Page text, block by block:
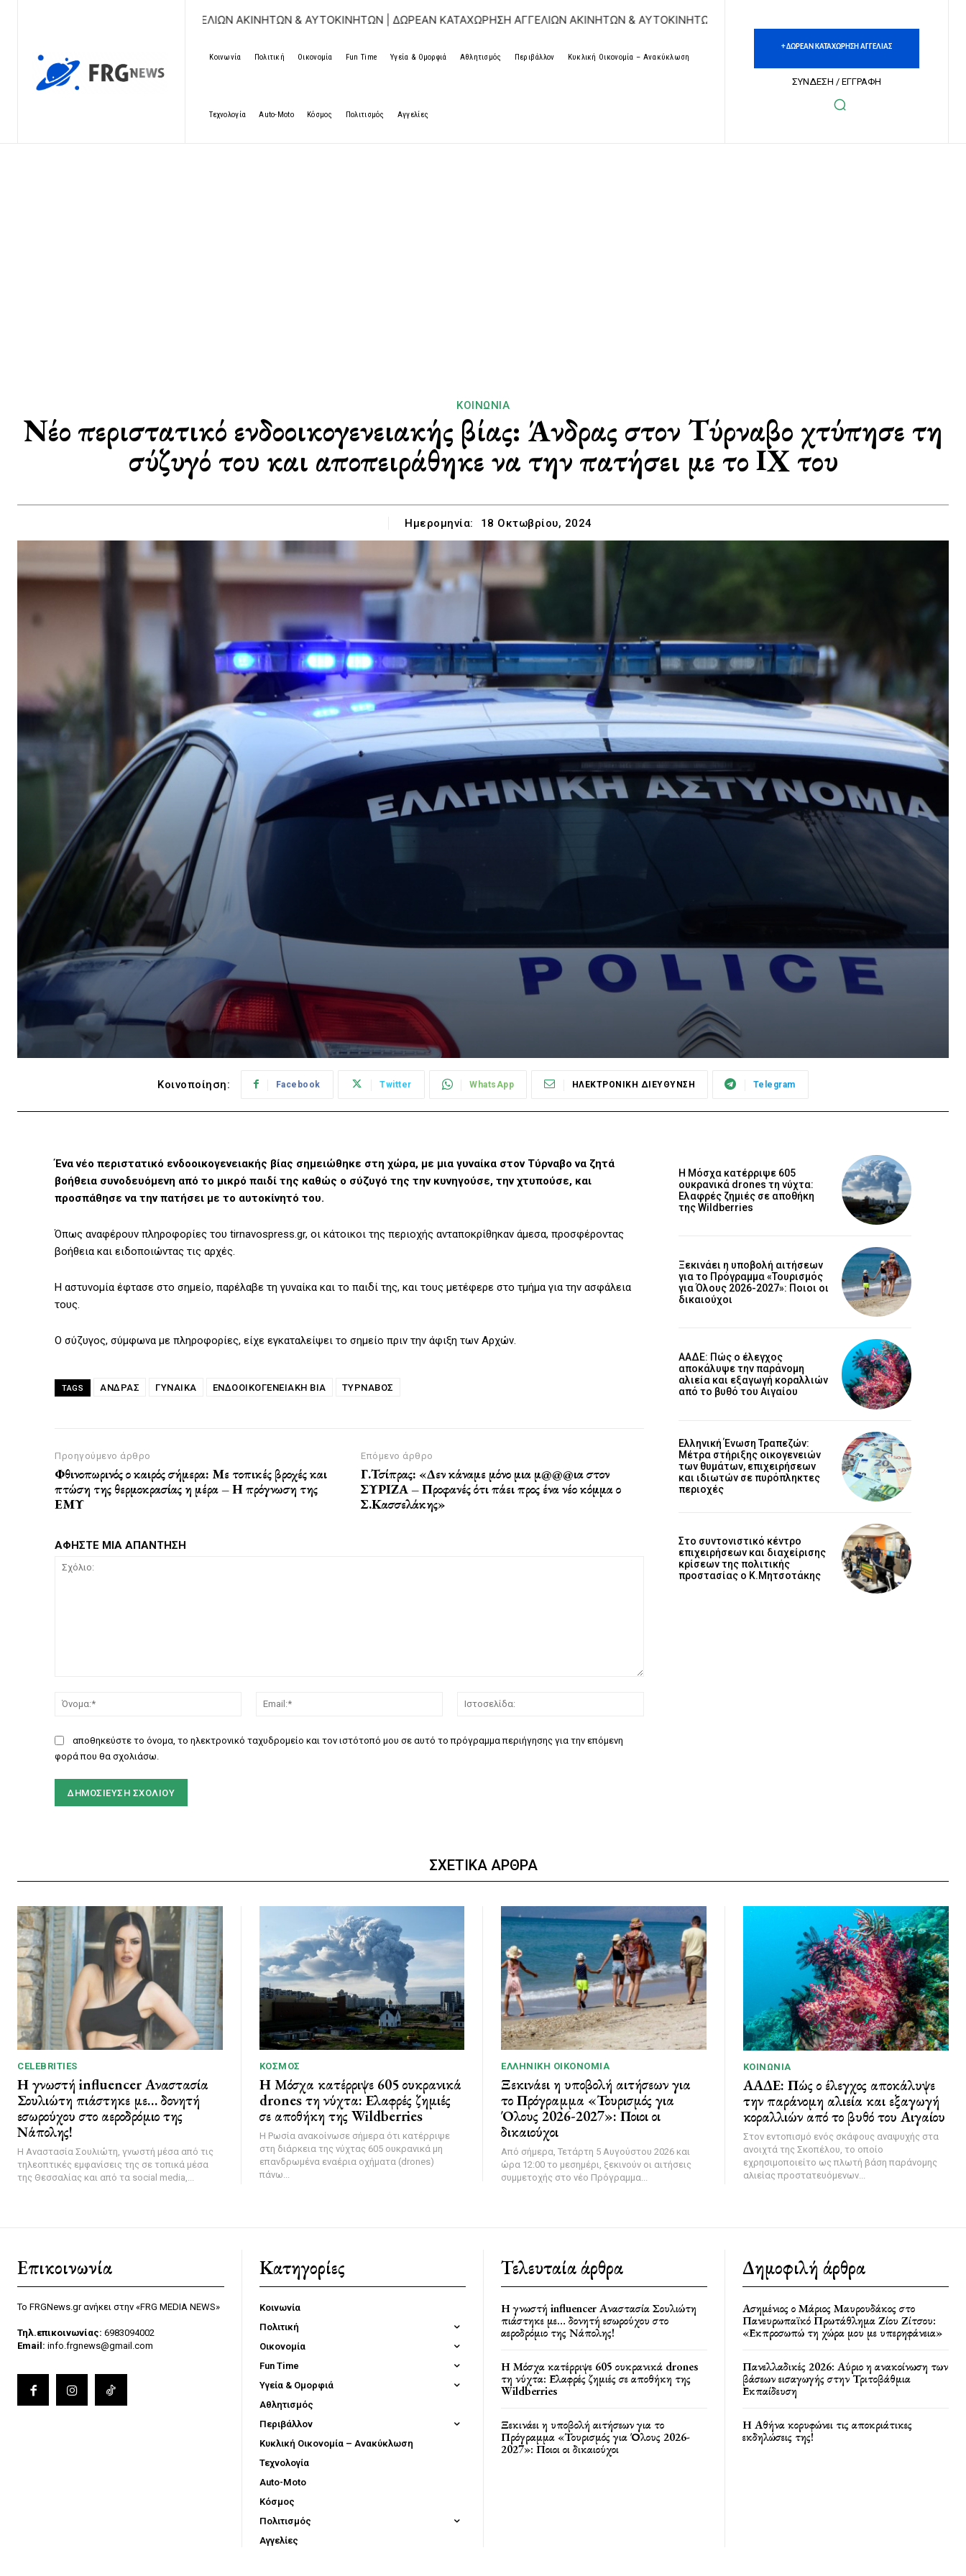
ΚΑΤΑΧΩΡΗΣΗ ΑΓΓΕΛΙΩΝ ΑΚΙΝΗΤΩΝ & ΑΥΤΟΚΙΝΗΤΩΝ | ΔΩΡΕΑΝ ΚΑΤΑΧΩΡΗΣΗ ΑΓΓΕΛΙΩΝ ΑΚΙΝΗΤΩΝ & ΑΥΤΟΚΙΝΗΤΩΝ | ΔΩΡΕΑΝ ΚΑΤΑΧΩΡΗΣΗ ΑΓΓΕΛΙΩΝ ΑΚΙΝΗΤΩΝ &
Κοινωνία Πολιτική Οικονομία Fun Time Υγεία & Ομορφιά Αθλητισμός Περιβάλλον Κυκλική Οικονομία – Ανακύκλωση
Τεχνολογία Auto-Moto Κόσμος Πολιτισμός Αγγελίες
+ ΔΩΡΕΑΝ ΚΑΤΑΧΩΡΗΣΗ ΑΓΓΕΛΙΑΣ
ΣΥΝΔΕΣΗ / ΕΓΓΡΑΦΗ
ΚΟΙΝΩΝΊΑ
Νέο περιστατικό ενδοοικογενειακής βίας: Άνδρας στον Τύρναβο χτύπησε τη
σύζυγό του και αποπειράθηκε να την πατήσει με το ΙΧ του
Ημερομηνία: 18 Οκτωβρίου, 2024
Κοινοποίηση: Facebook Twitter WhatsApp ΗΛΕΚΤΡΟΝΙΚΗ ΔΙΕΥΘΥΝΣΗ Telegram
Ένα νέο περιστατικό ενδοοικογενειακής βίας σημειώθηκε στη χώρα, με μια γυναίκα στον Τύρναβο να ζητά
βοήθεια συνοδευόμενη από το μικρό παιδί της καθώς ο σύζυγό της την κυνηγούσε, την χτυπούσε, και
προσπάθησε να την πατήσει με το αυτοκίνητό του.
Όπως αναφέρουν πληροφορίες του tirnavospress.gr, οι κάτοικοι της περιοχής ανταποκρίθηκαν άμεσα, προσφέροντας
βοήθεια και ειδοποιώντας τις αρχές.
Η αστυνομία έφτασε στο σημείο, παρέλαβε τη γυναίκα και το παιδί της, και τους μετέφερε στο τμήμα για την ασφάλεια
τους.
Ο σύζυγος, σύμφωνα με πληροφορίες, είχε εγκαταλείψει το σημείο πριν την άφιξη των Αρχών.
TAGS ΑΝΔΡΑΣ ΓΥΝΑΙΚΑ ΕΝΔΟΟΙΚΟΓΕΝΕΙΑΚΗ ΒΙΑ ΤΥΡΝΑΒΟΣ
Προηγούμενο άρθρο
Φθινοπωρινός ο καιρός σήμερα: Με τοπικές βροχές και
πτώση της θερμοκρασίας η μέρα – Η πρόγνωση της
ΕΜΥ
Επόμενο άρθρο
Γ.Τσίπρας: «Δεν κάναμε μόνο μια μ@@@ια στον
ΣΥΡΙΖΑ – Προφανές ότι πάει προς ένα νέο κόμμα ο
Σ.Κασσελάκης»
ΑΦΗΣΤΕ ΜΙΑ ΑΠΑΝΤΗΣΗ
Όνομα:*
Email:*
αποθηκεύστε το όνομα, το ηλεκτρονικό ταχυδρομείο και τον ιστότοπό μου σε αυτό το πρόγραμμα περιήγησης για την επόμενη
φορά που θα σχολιάσω.
Η Μόσχα κατέρριψε 605
ουκρανικά drones τη νύχτα:
Ελαφρές ζημιές σε αποθήκη
της Wildberries
Ξεκινάει η υποβολή αιτήσεων
για το Πρόγραμμα «Τουρισμός
για Όλους 2026-2027»: Ποιοι οι
δικαιούχοι
ΑΑΔΕ: Πώς ο έλεγχος
αποκάλυψε την παράνομη
αλιεία και εξαγωγή κοραλλιών
από το βυθό του Αιγαίου
Ελληνική Ένωση Τραπεζών:
Μέτρα στήριξης οικογενειών
των θυμάτων, επιχειρήσεων
και ιδιωτών σε πυρόπληκτες
περιοχές
Στο συντονιστικό κέντρο
επιχειρήσεων και διαχείρισης
κρίσεων της πολιτικής
προστασίας ο Κ.Μητσοτάκης
ΣΧΕΤΙΚΑ ΑΡΘΡΑ
CELEBRITIES
Η γνωστή influencer Αναστασία
Σουλιώτη πιάστηκε με… δονητή
εσωρούχου στο αεροδρόμιο της
Νάπολης!
Η Αναστασία Σουλιώτη, γνωστή μέσα από τις
τηλεοπτικές εμφανίσεις της σε τοπικά μέσα
της Θεσσαλίας και από τα social media,...
ΚΌΣΜΟΣ
Η Μόσχα κατέρριψε 605 ουκρανικά
drones τη νύχτα: Ελαφρές ζημιές
σε αποθήκη της Wildberries
Η Ρωσία ανακοίνωσε σήμερα ότι κατέρριψε
στη διάρκεια της νύχτας 605 ουκρανικά μη
επανδρωμένα εναέρια οχήματα (drones)
πάνω...
ΕΛΛΗΝΙΚΉ ΟΙΚΟΝΟΜΊΑ
Ξεκινάει η υποβολή αιτήσεων για
το Πρόγραμμα «Τουρισμός για
Όλους 2026-2027»: Ποιοι οι
δικαιούχοι
Από σήμερα, Τετάρτη 5 Αυγούστου 2026 και
ώρα 12:00 το μεσημέρι, ξεκινούν οι αιτήσεις
συμμετοχής στο νέο Πρόγραμμα...
ΚΟΙΝΩΝΊΑ
ΑΑΔΕ: Πώς ο έλεγχος αποκάλυψε
την παράνομη αλιεία και εξαγωγή
κοραλλιών από το βυθό του Αιγαίου
Στον εντοπισμό ενός σκάφους αναψυχής στα
ανοιχτά της Σκοπέλου, το οποίο
εχρησιμοποιείτο ως πλωτή βάση παράνομης
αλιείας προστατευόμενων...
Επικοινωνία
Το FRGNews.gr ανήκει στην «FRG MEDIA NEWS»
Τηλ.επικοινωνίας: 6983094002
Email: info.frgnews@gmail.com
Κατηγορίες
Κοινωνία
Πολιτική
Οικονομία
Fun Time
Υγεία & Ομορφιά
Αθλητισμός
Περιβάλλον
Κυκλική Οικονομία – Ανακύκλωση
Τεχνολογία
Auto-Moto
Κόσμος
Πολιτισμός
Αγγελίες
Τελευταία άρθρα
Η γνωστή influencer Αναστασία Σουλιώτη
πιάστηκε με… δονητή εσωρούχου στο
αεροδρόμιο της Νάπολης!
Η Μόσχα κατέρριψε 605 ουκρανικά drones
τη νύχτα: Ελαφρές ζημιές σε αποθήκη της
Wildberries
Ξεκινάει η υποβολή αιτήσεων για το
Πρόγραμμα «Τουρισμός για Όλους 2026-
2027»: Ποιοι οι δικαιούχοι
Δημοφιλή άρθρα
Ασημένιος ο Μάριος Μαυρουδάκος στο
Πανευρωπαϊκό Πρωτάθλημα Ζίου Ζίτσου:
«Εκπροσωπώ τη χώρα μου με υπερηφάνεια»
Πανελλαδικές 2026: Αύριο η ανακοίνωση των
βάσεων εισαγωγής στην Τριτοβάθμια
Εκπαίδευση
Η Αθήνα κορυφώνει τις αποκριάτικες
εκδηλώσεις της!